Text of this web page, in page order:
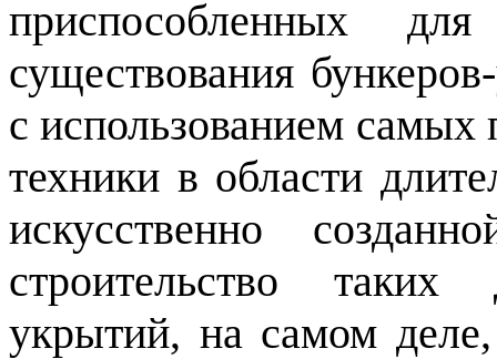
приспособленных для
существования
с использованием
техники в области
искусственно
строительство таких
укрытий, на самом